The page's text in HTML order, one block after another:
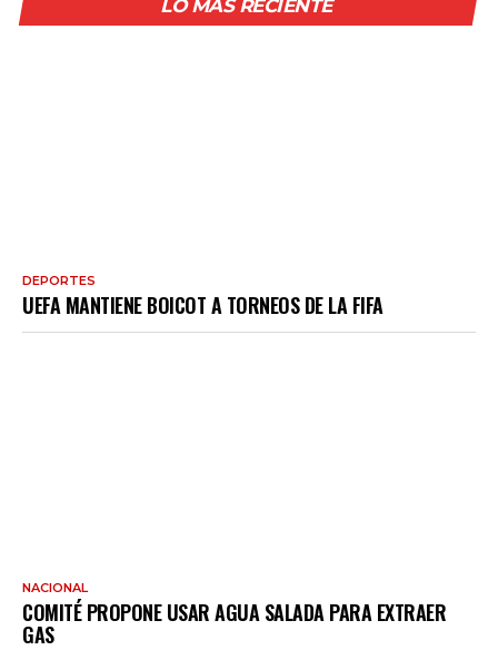
LO MÁS RECIENTE
DEPORTES
UEFA MANTIENE BOICOT A TORNEOS DE LA FIFA
NACIONAL
COMITÉ PROPONE USAR AGUA SALADA PARA EXTRAER
GAS